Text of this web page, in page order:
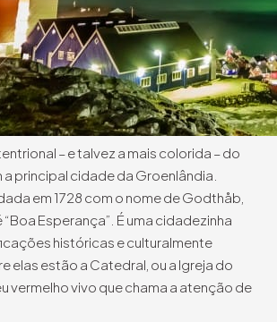
– e talvez a mais colorida – do
principal cidade da Groenlândia.
em 1728 com o nome de Godthåb,
Esperança”. É uma cidadezinha
históricas e culturalmente
elas estão a Catedral, ou a Igreja do
vermelho vivo que chama a atenção de